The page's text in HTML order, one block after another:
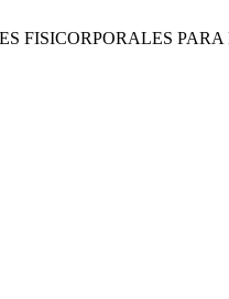
FISICORPORALES